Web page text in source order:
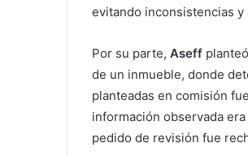
evitando inconsistencias
Por su parte,Aseff
de un inmueble, donde
planteadas en comisión
información observada
pedido de revisión fue